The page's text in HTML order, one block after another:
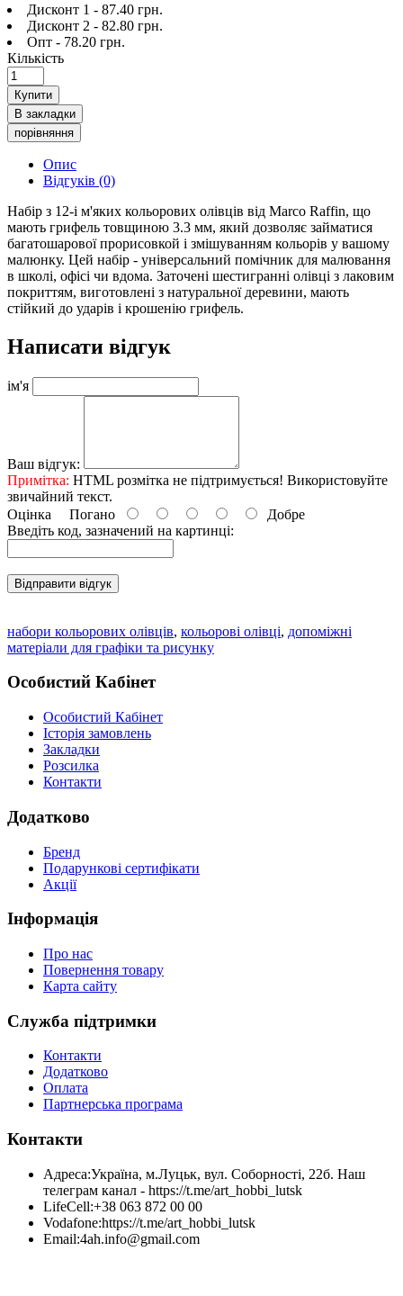
Дисконт 1 - 87.40 грн.
Дисконт 2 - 82.80 грн.
Опт - 78.20 грн.
Кількість
Купити
В закладки
порівняння
Опис
Відгуків (0)
Набір з 12-і м'яких кольорових олівців від Marco Raffin, що
мають грифель товщиною 3.3 мм, який дозволяє займатися
багатошарової прорисовкой і змішуванням кольорів у вашому
малюнку. Цей набір - універсальний помічник для малювання
в школі, офісі чи вдома. Заточені шестигранні олівці з лаковим
покриттям, виготовлені з натуральної деревини, мають
стійкий до ударів і крошенію грифель.
Написати відгук
ім'я
Ваш відгук:
Примітка: HTML розмітка не підтримується! Використовуйте
звичайний текст.
Оцінка Погано
Добре
Введіть код, зазначений на картинці:
Відправити відгук
набори кольорових олівців, кольорові олівці, допоміжні
матеріали для графіки та рисунку
Особистий Кабінет
Особистий Кабінет
Історія замовлень
Закладки
Розсилка
Контакти
Додатково
Бренд
Подарункові сертифікати
Акції
Інформація
Про нас
Повернення товару
Карта сайту
Служба підтримки
Контакти
Додатково
Оплата
Партнерська програма
Контакти
Адреса:Україна, м.Луцьк, вул. Соборності, 22б. Наш
телеграм канал - https://t.me/art_hobbi_lutsk
LifeCell:+38 063 872 00 00
Vodafone:https://t.me/art_hobbi_lutsk
Email:4ah.info@gmail.com